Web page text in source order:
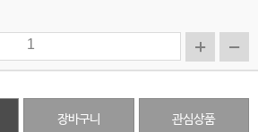
장바구니 관심상품